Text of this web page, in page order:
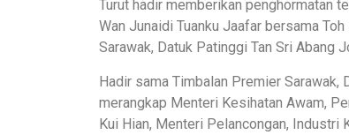
Turut hadir memberikan penghormatan
Wan Junaidi Tuanku Jaafar bersama
Sarawak, Datuk Patinggi Tan Sri Abang
Hadir sama Timbalan Premier Sarawak,
merangkap Menteri Kesihatan Awam,
Kui Hian, Menteri Pelancongan, Industri